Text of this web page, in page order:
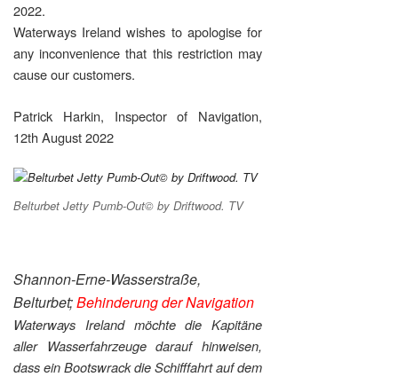
2022.
Waterways Ireland wishes to apologise for
any inconvenience that this restriction may
cause our customers.
Patrick Harkin, Inspector of Navigation,
12th August 2022
Belturbet Jetty Pumb-Out© by Driftwood. TV
Shannon-Erne-Wasserstraße,
Belturbet;Behinderung der Navigation
Waterways Ireland möchte die Kapitäne
aller Wasserfahrzeuge darauf hinweisen,
dass ein Bootswrack die Schifffahrt auf dem